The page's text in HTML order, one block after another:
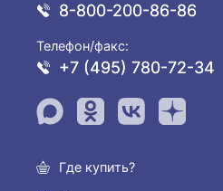
8-800-200-86-86
Телефон/факс:
+7 (495) 780-72-34
Где купить?